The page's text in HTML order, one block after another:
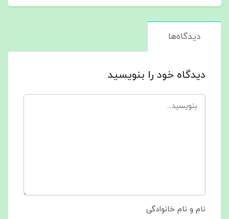
دیدگاه‌ها
دیدگاه خود را بنویسید
نام و نام خانوادگی